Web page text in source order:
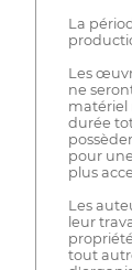
La
Les
ne
matériel
durée
pour
plus
Les
leur
tout